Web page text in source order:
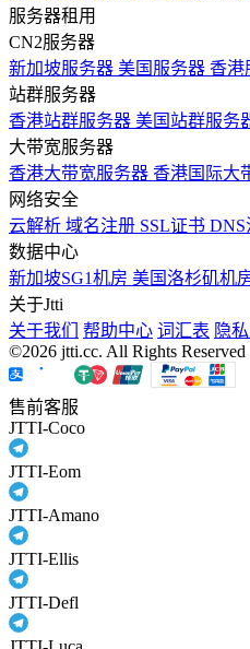
服务器租用
CN2服务器
新加坡服务器 美国服务器 香港
站群服务器
香港站群服务器 美国站群服务
大带宽服务器
香港大带宽服务器 香港国际大
网络安全
云解析 域名注册 SSL证书 DNS
数据中心
新加坡SG1机房 美国洛杉矶机
关于Jtti
关于我们
帮助中心 词汇表 隐
©2026 jtti.cc. All Rights Reserved
售前客服
JTTI-Coco
JTTI-Eom
JTTI-Amano
JTTI-Ellis
JTTI-Defl